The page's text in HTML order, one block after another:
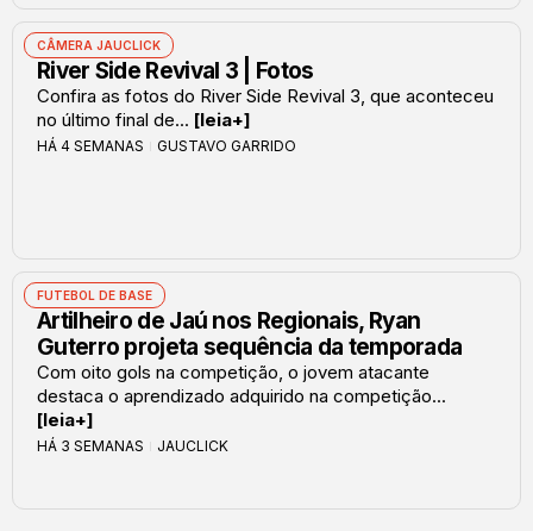
CÂMERA JAUCLICK
River Side Revival 3 | Fotos
Confira as fotos do River Side Revival 3, que aconteceu
no último final de... [leia+]
HÁ 4 SEMANAS GUSTAVO GARRIDO
FUTEBOL DE BASE
Artilheiro de Jaú nos Regionais, Ryan
Guterro projeta sequência da temporada
Com oito gols na competição, o jovem atacante
destaca o aprendizado adquirido na competição...
[leia+]
HÁ 3 SEMANAS JAUCLICK